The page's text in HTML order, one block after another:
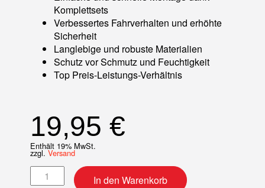
Komplettsets
Verbessertes Fahrverhalten und erhöhte
Sicherheit
Langlebige und robuste Materialien
Schutz vor Schmutz und Feuchtigkeit
Top Preis-Leistungs-Verhältnis
19,95 €
Enthält 19% MwSt.
zzgl. Versand
Radlager-Kit vorne Menge
In den Warenkorb